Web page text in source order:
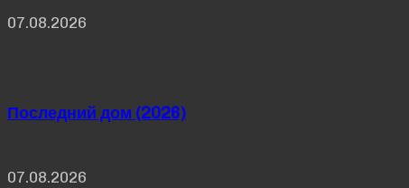
07.08.2026
Последний дом (2026)
07.08.2026